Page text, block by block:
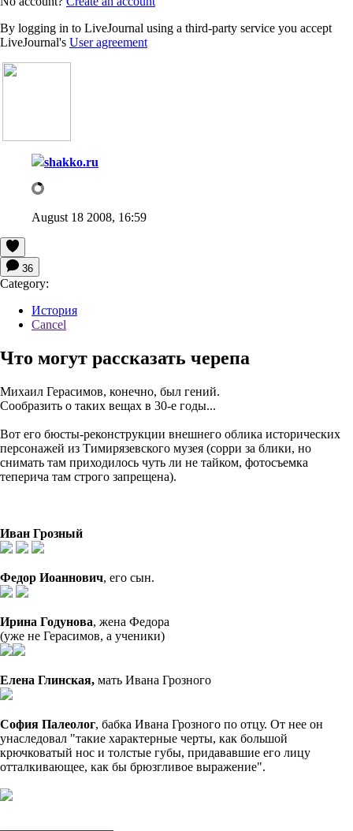
By logging in to LiveJournal using a third-party service you accept
LiveJournal's User agreement
shakko.ru
August 18 2008, 16:59
36
Category:
История
Cancel
Что могут рассказать черепа
Михаил Герасимов, конечно, был гений.
Сообразить о таких вещах в 30-е годы...
Вот его бюсты-реконструкции внешнего облика исторических
персонажей из Тимирязевского музея (сорри за блики, но
снимать там приходилось чуть ли не тайком, фотосъемка
теперича там строго запрещена).
Иван Грозный
Федор Иоаннович, его сын.
Ирина Годунова, жена Федора
(уже не Герасимов, а ученики)
Елена Глинская, мать Ивана Грозного
Cофия Палеолог, бабка Ивана Грозного по отцу. От нее он
унаследовал "такие характерные черты, как большой
крючковатый нос и толстые губы, придававшие его лицу
отталкивающее, как бы брюзгливое выражение".